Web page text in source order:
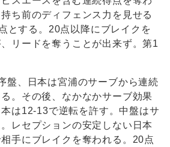
ち前のディフェンス力を見せる
とする。20点以降にブレイクを
リードを奪うことが出来ず。第1
、日本は宮浦のサーブから連続
。その後、なかなかサーブ効果
は12-13で逆転を許す。中盤はサ
レセプションの安定しない日本
手にブレイクを奪われる。20点